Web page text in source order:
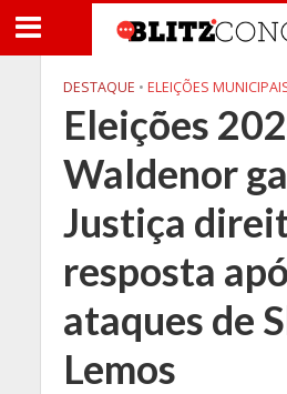
DESTAQUE • ELEIÇÕES
Eleições
Waldenor
Justiça
resposta
ataques de
Lemos